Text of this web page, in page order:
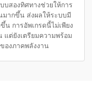
บสองทิศทางช่วยให้การ
มากขึ้น ส่งผลให้ระบบมี
การอัพเกรดนี้ไม่เพียง
ต่ยังเตรียมความพร้อม
องภาคพลังงาน